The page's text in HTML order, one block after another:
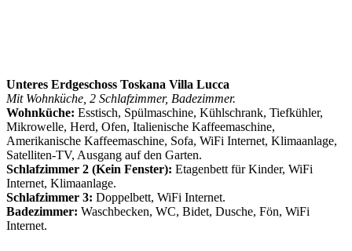
Unteres Erdgeschoss Toskana Villa Lucca
Mit Wohnküche, 2 Schlafzimmer, Badezimmer.
Wohnküche: Esstisch, Spülmaschine, Kühlschrank, Tiefkühler,
Mikrowelle, Herd, Ofen, Italienische Kaffeemaschine,
Amerikanische Kaffeemaschine, Sofa, WiFi Internet, Klimaanlage,
Satelliten-TV, Ausgang auf den Garten.
Schlafzimmer 2 (Kein Fenster): Etagenbett für Kinder, WiFi
Internet, Klimaanlage.
Schlafzimmer 3: Doppelbett, WiFi Internet.
Badezimmer: Waschbecken, WC, Bidet, Dusche, Fön, WiFi
Internet.